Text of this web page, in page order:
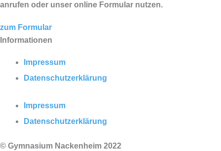
anrufen oder unser online Formular nutzen.
zum Formular
Informationen
Impressum
Datenschutzerklärung
Impressum
Datenschutzerklärung
© Gymnasium Nackenheim 2022